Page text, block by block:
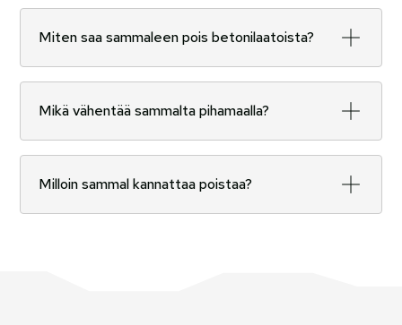
Miten saa sammaleen pois betonilaatoista?
mekaanisesti harjaamalla tai kaapimalla. Tarvittaessa
voidaan käyttää sammaleen poistoon tarkoitettuja
aineita, mutta tärkeintä on, ettei laatan pintaa
Mikä vähentää sammalta pihamaalla?
riittävä auringonvalo ja pintojen puhtaana pitäminen.
Kun lehdet, neulaset ja muu lika poistetaan
säännöllisesti, kosteus ei pääse kertymään ja
Milloin sammal kannattaa poistaa?